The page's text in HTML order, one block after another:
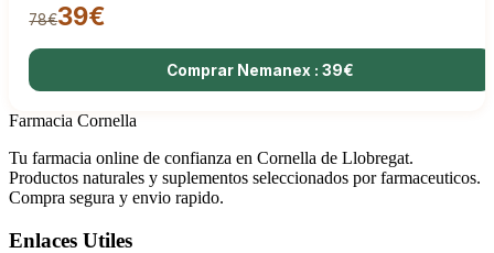
78€39€
Comprar Nemanex : 39€
Farmacia Cornella
Tu farmacia online de confianza en Cornella de Llobregat.
Productos naturales y suplementos seleccionados por farmaceuticos.
Compra segura y envio rapido.
Enlaces Utiles